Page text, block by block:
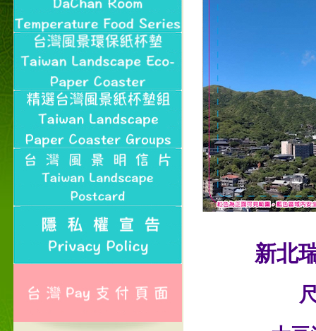
新北